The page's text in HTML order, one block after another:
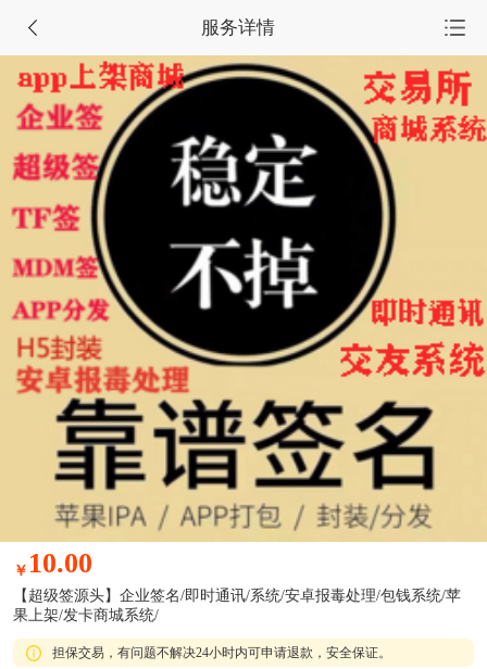
服务详情
首页
源码集市
服务市场
任务大厅
会员中心
￥ 10.00
【超级签源头】企业签名/即时通讯/系统/安卓报毒处理/包钱系统/苹
果上架/发卡商城系统/
担保交易，有问题不解决24小时内可申请退款，安全保证。